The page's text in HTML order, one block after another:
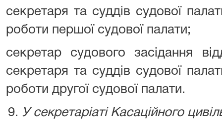
секретаря та суддів судової
роботи першої судової палати;
секретар судового засідання
секретаря та суддів судової
роботи другої судової палати.
У секретаріаті Касаційного